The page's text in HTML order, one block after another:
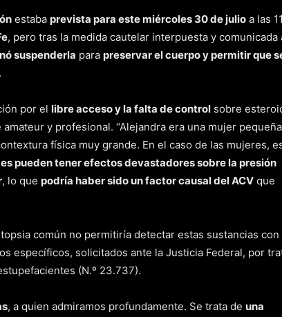
estaba prevista para este miércoles 30 de julio a las
, pero tras la medida cautelar interpuesta y comunicada
suspenderla para preservar el cuerpo y permitir que
.
por el libre acceso y la falta de control sobre
y profesional. “Alejandra era una mujer
física muy grande. En el caso de las mujeres,
pueden tener efectos devastadores sobre la presión
, lo que podría haber sido un factor causal del ACV que
común no permitiría detectar estas sustancias con
específicos, solicitados ante la Justicia Federal, por
(N.º 23.737).
, a quien admiramos profundamente. Se trata de una